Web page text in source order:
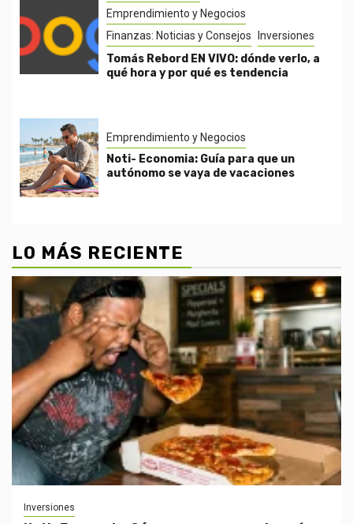
Emprendimiento y Negocios
Finanzas: Noticias y Consejos
Inversiones
Tomás Rebord EN VIVO: dónde verlo, a
qué hora y por qué es tendencia
Emprendimiento y Negocios
Noti- Economia: Guía para que un
autónomo se vaya de vacaciones
LO MÁS RECIENTE
Inversiones